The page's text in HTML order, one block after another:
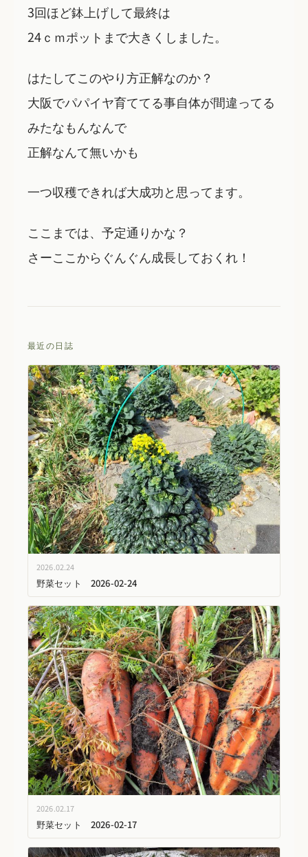
3回ほど鉢上げして最終は
24ｃｍポットまで大きくしました。
はたしてこのやり方正解なのか？
大阪でパパイヤ育ててる事自体が間違ってる
みたなもんなんで
正解なんて無いかも
一つ収穫できれば大成功と思ってます。
ここまでは、予定通りかな？
さーここからぐんぐん成長しておくれ！
最近の日誌
2026.02.24
野菜セット 2026-02-24
2026.02.17
野菜セット 2026-02-17